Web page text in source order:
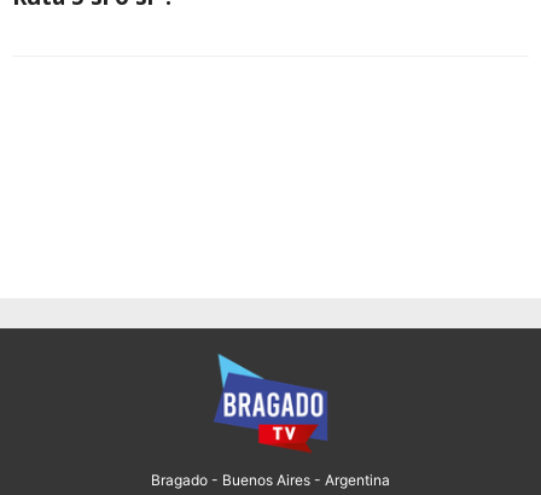
Bragado - Buenos Aires - Argentina